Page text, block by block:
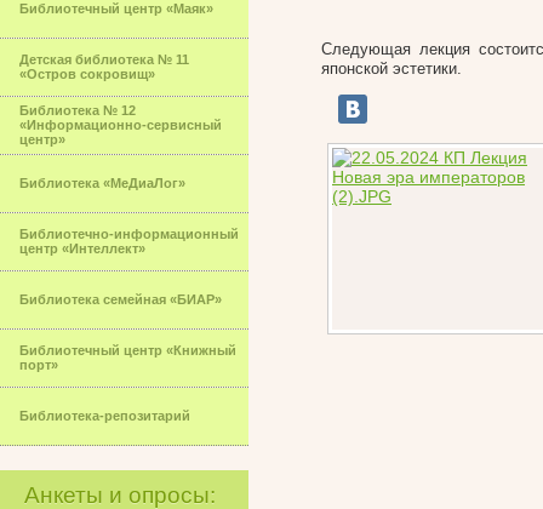
Библиотечный центр «Маяк»
Детская библиотека № 11
«Остров сокровищ»
Библиотека № 12
«Информационно-сервисный
центр»
Библиотека «МеДиаЛог»
Библиотечно-информационный
центр «Интеллект»
Библиотека семейная «БИАР»
Библиотечный центр «Книжный
порт»
Библиотека-репозитарий
Анкеты и опросы:
Следующая лекция
японской эстетики.